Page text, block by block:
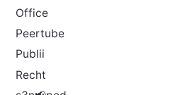
Office
Peertube
Publii
Recht